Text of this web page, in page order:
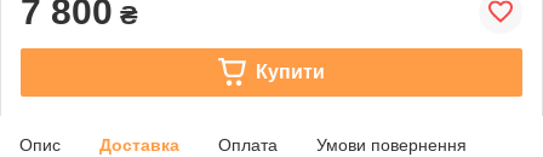
7 800 ₴
Купити
Опис Доставка Оплата Умови повернення